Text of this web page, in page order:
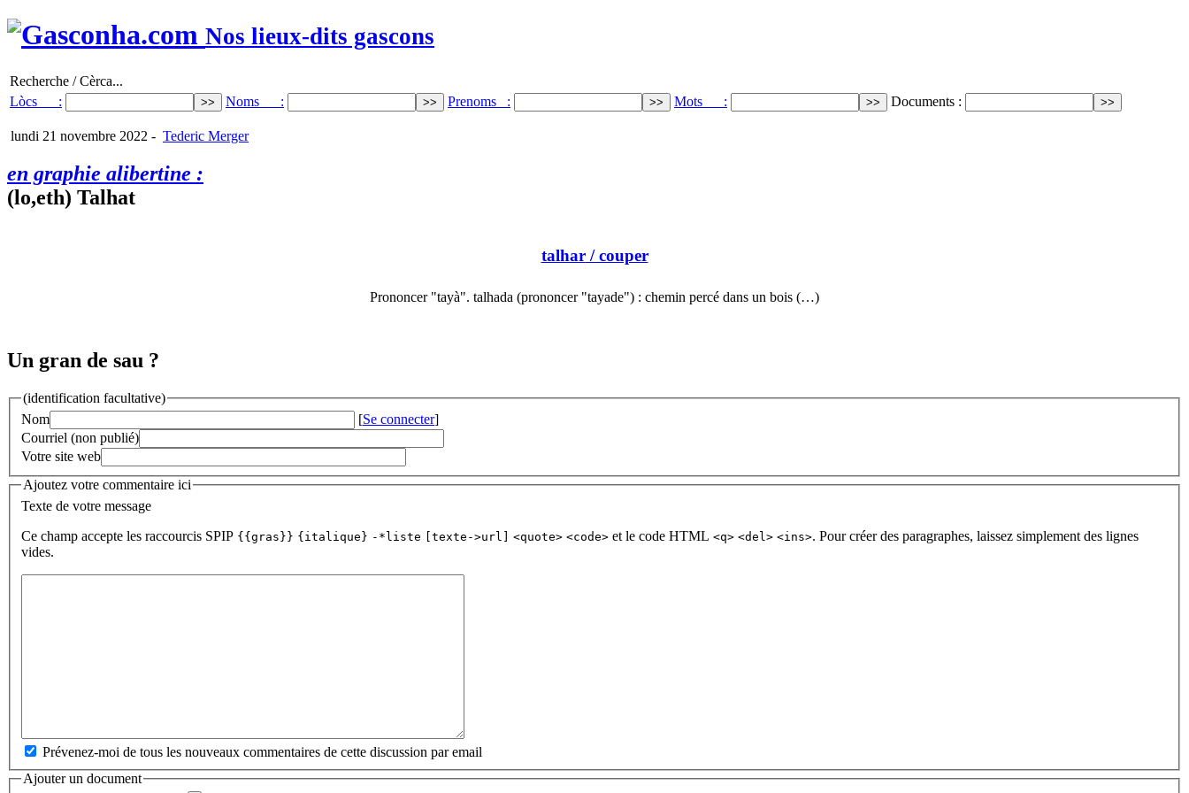
Nos lieux-dits gascons
Recherche / Cèrca...
Lòcs :
Noms : Prenoms : Mots : Documents :
lundi 21 novembre 2022 - Tederic Merger
en graphie alibertine :
(lo,eth) Talhat
talhar/ couper
Prononcer "tayà". talhada (prononcer "tayade") : chemin percé dans un bois (…)
Un gran de sau ?
(identification facultative)
Nom
[Se connecter]
Courriel (non publié)
Votre site web
Ajoutez votre commentaire ici
Texte de votre message
Ce champ accepte les raccourcis SPIP {{gras}} {italique} -*liste [texte->url] <quote> <code> et le code HTML <q> <del> <ins>. Pour créer des paragraphes, laissez simplement des lignes
vides.
Prévenez-moi de tous les nouveaux commentaires de cette discussion par email
Ajouter un document